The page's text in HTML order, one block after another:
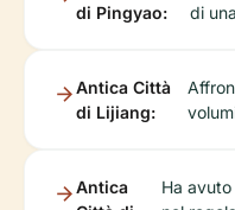
di Pingyao:
di
Antica Città
di Lijiang:
Antica
Ha